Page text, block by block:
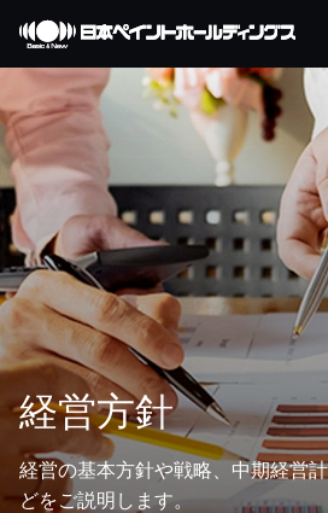
経営方針
経営の基本方針や戦略、中期経営
どをご説明します。